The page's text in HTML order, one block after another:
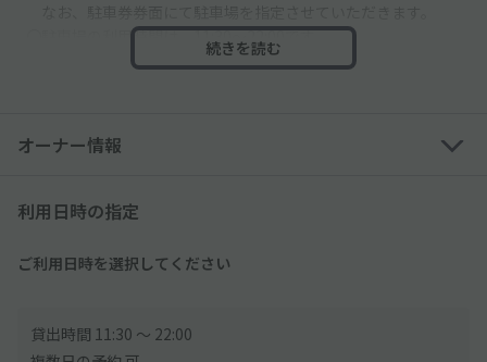
〇駐車場の利用時間は、11:30〜22:00です。
■周辺道路混雑のため17:00までに入庫をお願いいたします。
〇マイクロバス・キャンピングカー等でのご来場はできません。
駐停車は一切できません。周辺エリアへの駐停車は絶対におやめ
ください。会場への車での送迎は絶対におやめ下さい。
〇駐車場によっては、雨などで路面がぬかるむなど足元が非常に
〇駐車場内の駐車場所の指定はできません。入庫順に係員の指示
で駐車下さい。
続きを読む
オーナー情報
利用日時の指定
ご利用日時を選択してください
貸出時間 11:30 〜 22:00